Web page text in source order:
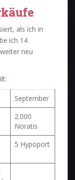
als ich in
ich 14
neu
September
2.000
Noratis
5 Hypoport